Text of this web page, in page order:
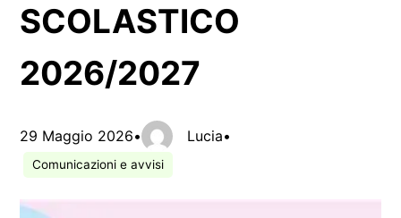
SCOLASTICO
2026/2027
29 Maggio 2026• Lucia•
Comunicazioni e avvisi